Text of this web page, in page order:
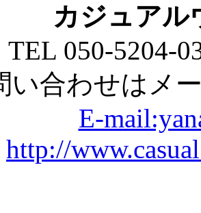
カジュア
TEL 050-5204-
い合わせはメ
E-
http://